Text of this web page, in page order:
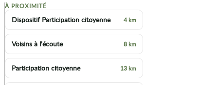
+
−
À PROXIMITÉ
Dispositif Participation citoyenne 4 km
Voisins à l'écoute 8 km
Participation citoyenne 13 km